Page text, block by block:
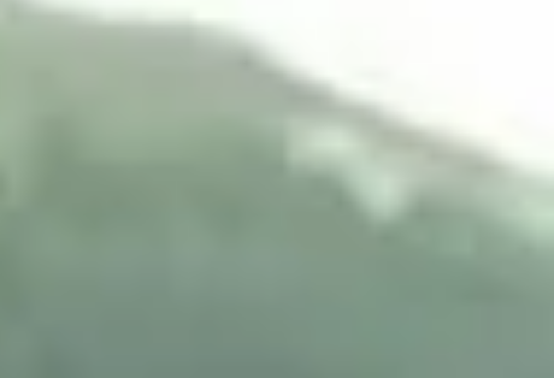
終えて帰って来ました✨（ア
京都公演ともに多くの温か